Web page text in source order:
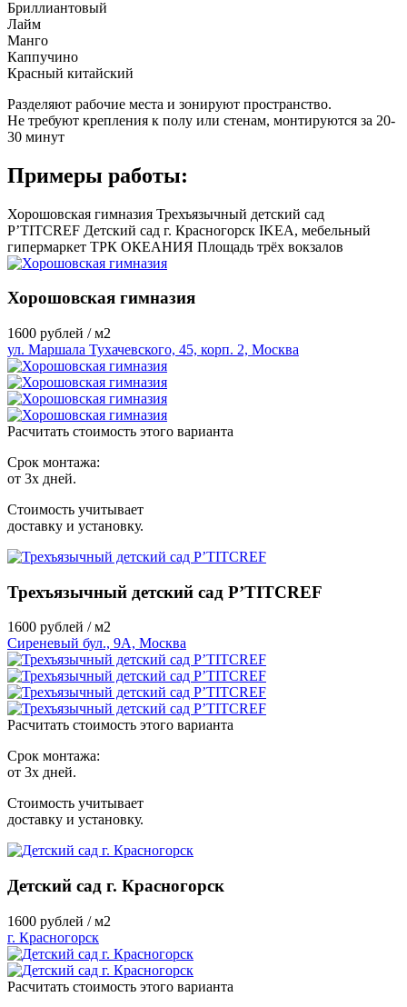
Бриллиантовый
Лайм
Манго
Каппучино
Красный китайский
Разделяют рабочие места и зонируют пространство.
Не требуют крепления к полу или стенам, монтируются за 20-
30 минут
Примеры работы:
Хорошовская гимназия Трехъязычный детский сад
P’TITCREF Детский сад г. Красногорск IKEA, мебельный
гипермаркет ТРК ОКЕАНИЯ Площадь трёх вокзалов
Хорошовская гимназия
1600 рублей / м2
ул. Маршала Тухачевского, 45, корп. 2, Москва
Расчитать стоимость этого варианта
Срок монтажа:
от 3х дней.
Стоимость учитывает
доставку и установку.
Трехъязычный детский сад P’TITCREF
1600 рублей / м2
Сиреневый бул., 9А, Москва
Расчитать стоимость этого варианта
Срок монтажа:
от 3х дней.
Стоимость учитывает
доставку и установку.
Детский сад г. Красногорск
1600 рублей / м2
г. Красногорск
Расчитать стоимость этого варианта